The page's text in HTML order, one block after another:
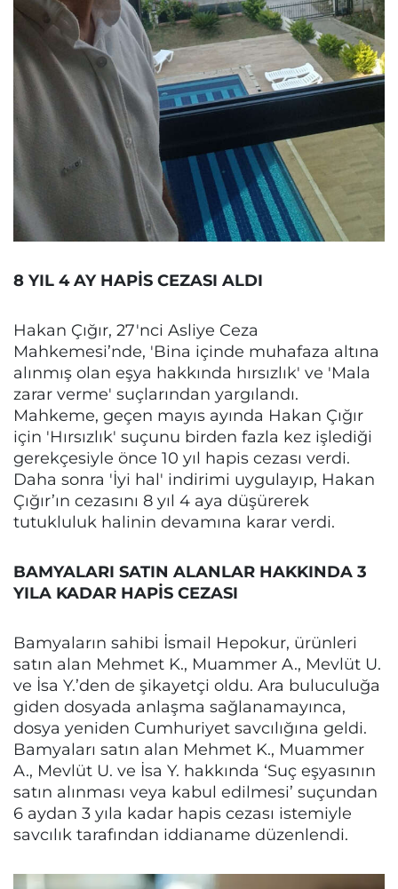
8 YIL 4 AY HAPİS CEZASI ALDI
Hakan Çığır, 27'nci Asliye Ceza
Mahkemesi’nde, 'Bina içinde muhafaza altına
alınmış olan eşya hakkında hırsızlık' ve 'Mala
zarar verme' suçlarından yargılandı.
Mahkeme, geçen mayıs ayında Hakan Çığır
için 'Hırsızlık' suçunu birden fazla kez işlediği
gerekçesiyle önce 10 yıl hapis cezası verdi.
Daha sonra 'İyi hal' indirimi uygulayıp, Hakan
Çığır’ın cezasını 8 yıl 4 aya düşürerek
tutukluluk halinin devamına karar verdi.
BAMYALARI SATIN ALANLAR HAKKINDA 3
YILA KADAR HAPİS CEZASI
Bamyaların sahibi İsmail Hepokur, ürünleri
satın alan Mehmet K., Muammer A., Mevlüt U.
ve İsa Y.’den de şikayetçi oldu. Ara buluculuğa
giden dosyada anlaşma sağlanamayınca,
dosya yeniden Cumhuriyet savcılığına geldi.
Bamyaları satın alan Mehmet K., Muammer
A., Mevlüt U. ve İsa Y. hakkında ‘Suç eşyasının
satın alınması veya kabul edilmesi’ suçundan
6 aydan 3 yıla kadar hapis cezası istemiyle
savcılık tarafından iddianame düzenlendi.